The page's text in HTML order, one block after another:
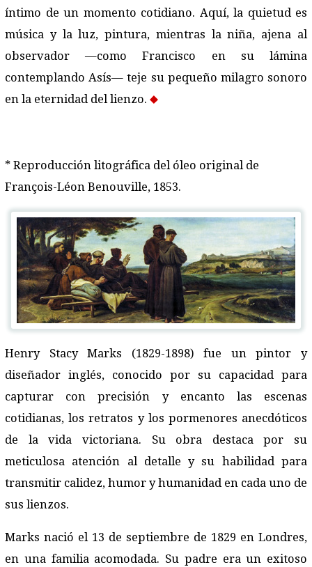
íntimo de un momento cotidiano. Aquí, la quietud es
música y la luz, pintura, mientras la niña, ajena al
observador —como Francisco en su lámina
contemplando Asís— teje su pequeño milagro sonoro
en la eternidad del lienzo.
* Reproducción litográfica del óleo original de
François-Léon Benouville, 1853.
Henry Stacy Marks (1829-1898) fue un pintor y
diseñador inglés, conocido por su capacidad para
capturar con precisión y encanto las escenas
cotidianas, los retratos y los pormenores anecdóticos
de la vida victoriana. Su obra destaca por su
meticulosa atención al detalle y su habilidad para
transmitir calidez, humor y humanidad en cada uno de
sus lienzos.
Marks nació el 13 de septiembre de 1829 en Londres,
en una familia acomodada. Su padre era un exitoso